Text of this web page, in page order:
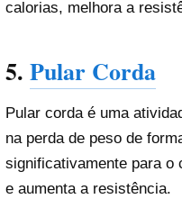
calorias, melhora a
5. Pular Corda
Pular corda é uma
na perda de peso de
significativamente para o
e aumenta a resistência.